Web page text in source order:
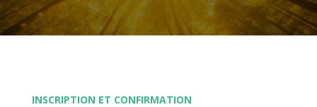
INSCRIPTION ET CONFIRMATION